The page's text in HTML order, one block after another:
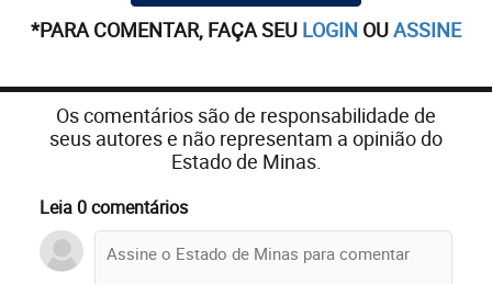
*PARA COMENTAR, FAÇA SEU LOGIN OUASSINE
Os comentários são de responsabilidade de
seus autores e não representam a opinião do
Estado de Minas.
Leia 0 comentários